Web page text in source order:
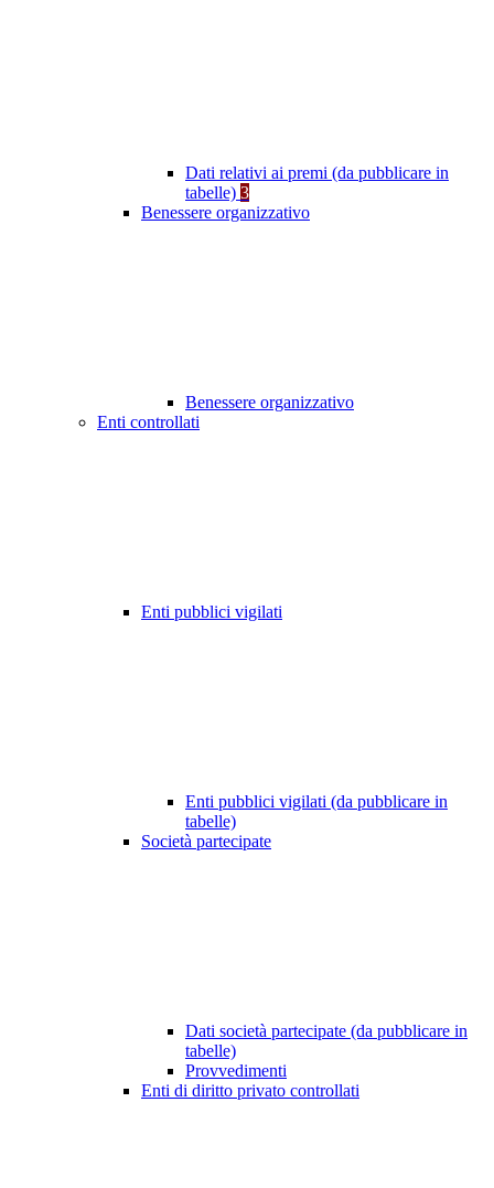
Dati relativi ai premi (da pubblicare in
tabelle) 3
Benessere organizzativo
Benessere organizzativo
Enti controllati
Enti pubblici vigilati
Enti pubblici vigilati (da pubblicare in
tabelle)
Società partecipate
Dati società partecipate (da pubblicare in
tabelle)
Provvedimenti
Enti di diritto privato controllati